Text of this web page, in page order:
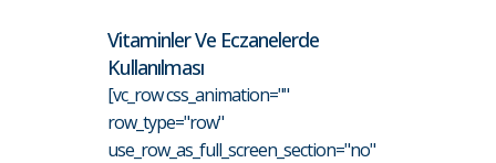
Vitaminler Ve Eczanelerde
Kullanılması
[vc_row css_animation=""
row_type="row"
use_row_as_full_screen_section="no"